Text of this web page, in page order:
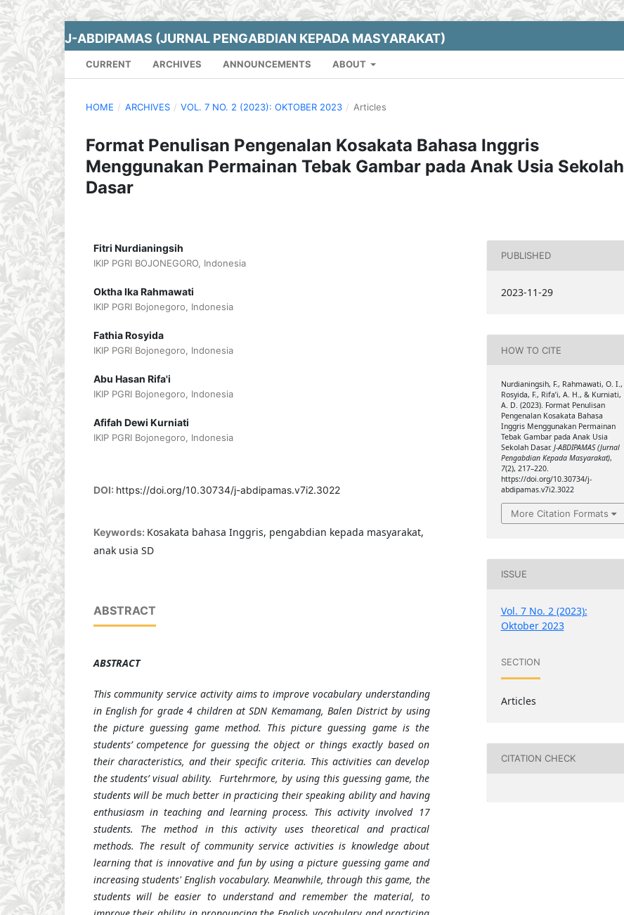
J-ABDIPAMAS (JURNAL PENGABDIAN KEPADA MASYARAKAT)
CURRENT ARCHIVES ANNOUNCEMENTS ABOUT
HOME / ARCHIVES / VOL. 7 NO. 2 (2023): OKTOBER 2023 / Articles
Format Penulisan Pengenalan Kosakata Bahasa Inggris
Menggunakan Permainan Tebak Gambar pada Anak Usia Sekolah
Dasar
Fitri Nurdianingsih
IKIP PGRI BOJONEGORO, Indonesia
Oktha Ika Rahmawati
IKIP PGRI Bojonegoro, Indonesia
Fathia Rosyida
IKIP PGRI Bojonegoro, Indonesia
Abu Hasan Rifa'i
IKIP PGRI Bojonegoro, Indonesia
Afifah Dewi Kurniati
IKIP PGRI Bojonegoro, Indonesia
DOI: https://doi.org/10.30734/j-abdipamas.v7i2.3022
Keywords: Kosakata bahasa Inggris, pengabdian kepada masyarakat,
anak usia SD
ABSTRACT
ABSTRACT
This community service activity aims to improve vocabulary understanding
in English for grade 4 children at SDN Kemamang, Balen District by using
the picture guessing game method. This picture guessing game is the
students’ competence for guessing the object or things exactly based on
their characteristics, and their specific criteria. This activities can develop
the students’ visual ability. Furtehrmore, by using this guessing game, the
students will be much better in practicing their speaking ability and having
enthusiasm in teaching and learning process. This activity involved 17
students. The method in this activity uses theoretical and practical
methods. The result of community service activities is knowledge about
learning that is innovative and fun by using a picture guessing game and
increasing students' English vocabulary. Meanwhile, through this game, the
students will be easier to understand and remember the material, to
PUBLISHED
2023-11-29
HOW TO CITE
Nurdianingsih, F., Rahmawati, O. I.,
Rosyida, F., Rifa’i, A. H., & Kurniati,
A. D. (2023). Format Penulisan
Pengenalan Kosakata Bahasa
Inggris Menggunakan Permainan
Tebak Gambar pada Anak Usia
Sekolah Dasar. J-ABDIPAMAS (Jurnal
Pengabdian Kepada Masyarakat),
7(2), 217–220.
https://doi.org/10.30734/j-
abdipamas.v7i2.3022
More Citation Formats
ISSUE
Vol. 7 No. 2 (2023):
Oktober 2023
SECTION
Articles
CITATION CHECK